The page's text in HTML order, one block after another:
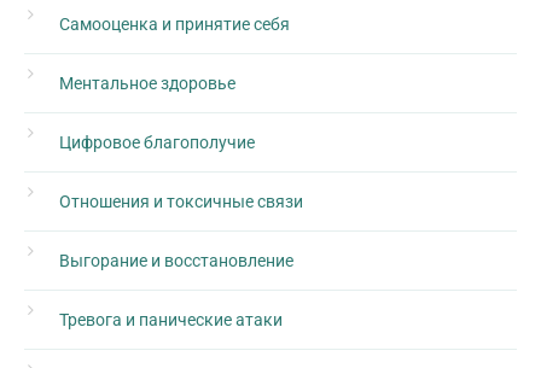
Самооценка и принятие себя
Ментальное здоровье
Цифровое благополучие
Отношения и токсичные связи
Выгорание и восстановление
Тревога и панические атаки